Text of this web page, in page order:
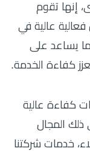
إنها تقوم
عالية في
يساعد على
كفاءة الخدمة.
كفاءة عالية
المجال
خدمات شركتنا